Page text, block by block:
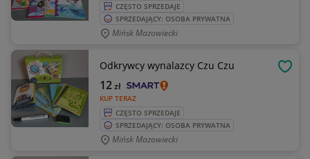
CZĘSTO SPRZEDAJE
SPRZEDAJĄCY: OSOBA PRYWATNA
Mińsk Mazowiecki
Odkrywcy wynalazcy Czu Czu
KUP TERAZ
12zł
CZĘSTO SPRZEDAJE
SPRZEDAJĄCY: OSOBA PRYWATNA
Mińsk Mazowiecki